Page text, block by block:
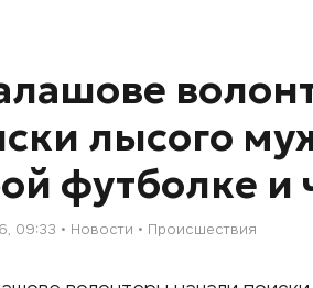
лысого
футболке
09:33 Новости Происшествия